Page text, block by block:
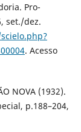
Pro-
set./dez.
. Acesso
NOVA (1932).
p.188–204,